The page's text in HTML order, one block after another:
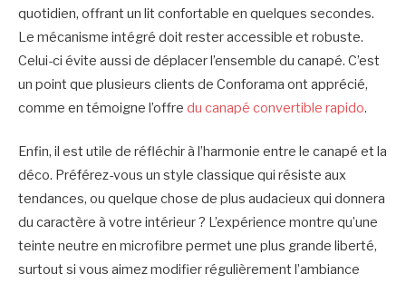
quotidien, offrant un lit confortable en quelques secondes.
Le mécanisme intégré doit rester accessible et robuste.
Celui-ci évite aussi de déplacer l’ensemble du canapé. C’est
un point que plusieurs clients de Conforama ont apprécié,
comme en témoigne l’offre du canapé convertible rapido.
Enfin, il est utile de réfléchir à l’harmonie entre le canapé et la
déco. Préférez-vous un style classique qui résiste aux
tendances, ou quelque chose de plus audacieux qui donnera
du caractère à votre intérieur ? L’expérience montre qu’une
teinte neutre en microfibre permet une plus grande liberté,
surtout si vous aimez modifier régulièrement l’ambiance